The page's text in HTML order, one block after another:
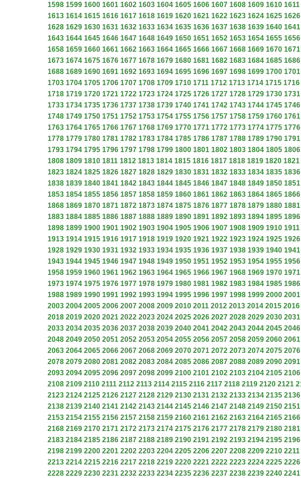
1598 1599 1600 1601 1602 1603 1604 1605 1606 1607 1608 1609 1610 1611
1613 1614 1615 1616 1617 1618 1619 1620 1621 1622 1623 1624 1625 1626
1628 1629 1630 1631 1632 1633 1634 1635 1636 1637 1638 1639 1640 1641
1643 1644 1645 1646 1647 1648 1649 1650 1651 1652 1653 1654 1655 1656
1658 1659 1660 1661 1662 1663 1664 1665 1666 1667 1668 1669 1670 1671
1673 1674 1675 1676 1677 1678 1679 1680 1681 1682 1683 1684 1685 1686
1688 1689 1690 1691 1692 1693 1694 1695 1696 1697 1698 1699 1700 1701
1703 1704 1705 1706 1707 1708 1709 1710 1711 1712 1713 1714 1715 1716
1718 1719 1720 1721 1722 1723 1724 1725 1726 1727 1728 1729 1730 1731
1733 1734 1735 1736 1737 1738 1739 1740 1741 1742 1743 1744 1745 1746
1748 1749 1750 1751 1752 1753 1754 1755 1756 1757 1758 1759 1760 1761
1763 1764 1765 1766 1767 1768 1769 1770 1771 1772 1773 1774 1775 1776
1778 1779 1780 1781 1782 1783 1784 1785 1786 1787 1788 1789 1790 1791
1793 1794 1795 1796 1797 1798 1799 1800 1801 1802 1803 1804 1805 1806
1808 1809 1810 1811 1812 1813 1814 1815 1816 1817 1818 1819 1820 1821
1823 1824 1825 1826 1827 1828 1829 1830 1831 1832 1833 1834 1835 1836
1838 1839 1840 1841 1842 1843 1844 1845 1846 1847 1848 1849 1850 1851
1853 1854 1855 1856 1857 1858 1859 1860 1861 1862 1863 1864 1865 1866
1868 1869 1870 1871 1872 1873 1874 1875 1876 1877 1878 1879 1880 1881
1883 1884 1885 1886 1887 1888 1889 1890 1891 1892 1893 1894 1895 1896
1898 1899 1900 1901 1902 1903 1904 1905 1906 1907 1908 1909 1910 1911
1913 1914 1915 1916 1917 1918 1919 1920 1921 1922 1923 1924 1925 1926
1928 1929 1930 1931 1932 1933 1934 1935 1936 1937 1938 1939 1940 1941
1943 1944 1945 1946 1947 1948 1949 1950 1951 1952 1953 1954 1955 1956
1958 1959 1960 1961 1962 1963 1964 1965 1966 1967 1968 1969 1970 1971
1973 1974 1975 1976 1977 1978 1979 1980 1981 1982 1983 1984 1985 1986
1988 1989 1990 1991 1992 1993 1994 1995 1996 1997 1998 1999 2000 2001
2003 2004 2005 2006 2007 2008 2009 2010 2011 2012 2013 2014 2015 2016
2018 2019 2020 2021 2022 2023 2024 2025 2026 2027 2028 2029 2030 2031
2033 2034 2035 2036 2037 2038 2039 2040 2041 2042 2043 2044 2045 2046
2048 2049 2050 2051 2052 2053 2054 2055 2056 2057 2058 2059 2060 2061
2063 2064 2065 2066 2067 2068 2069 2070 2071 2072 2073 2074 2075 2076
2078 2079 2080 2081 2082 2083 2084 2085 2086 2087 2088 2089 2090 2091
2093 2094 2095 2096 2097 2098 2099 2100 2101 2102 2103 2104 2105 2106
2108 2109 2110 2111 2112 2113 2114 2115 2116 2117 2118 2119 2120 2121
2123 2124 2125 2126 2127 2128 2129 2130 2131 2132 2133 2134 2135 2136
2138 2139 2140 2141 2142 2143 2144 2145 2146 2147 2148 2149 2150 2151
2153 2154 2155 2156 2157 2158 2159 2160 2161 2162 2163 2164 2165 2166
2168 2169 2170 2171 2172 2173 2174 2175 2176 2177 2178 2179 2180 2181
2183 2184 2185 2186 2187 2188 2189 2190 2191 2192 2193 2194 2195 2196
2198 2199 2200 2201 2202 2203 2204 2205 2206 2207 2208 2209 2210 2211
2213 2214 2215 2216 2217 2218 2219 2220 2221 2222 2223 2224 2225 2226
2228 2229 2230 2231 2232 2233 2234 2235 2236 2237 2238 2239 2240 2241